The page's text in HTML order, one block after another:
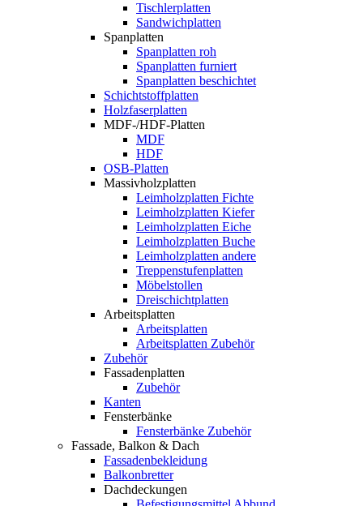
Tischlerplatten
Sandwichplatten
Spanplatten
Spanplatten roh
Spanplatten furniert
Spanplatten beschichtet
Schichtstoffplatten
Holzfaserplatten
MDF-/HDF-Platten
MDF
HDF
OSB-Platten
Massivholzplatten
Leimholzplatten Fichte
Leimholzplatten Kiefer
Leimholzplatten Eiche
Leimholzplatten Buche
Leimholzplatten andere
Treppenstufenplatten
Möbelstollen
Dreischichtplatten
Arbeitsplatten
Arbeitsplatten
Arbeitsplatten Zubehör
Zubehör
Fassadenplatten
Zubehör
Kanten
Fensterbänke
Fensterbänke Zubehör
Fassade, Balkon & Dach
Fassadenbekleidung
Balkonbretter
Dachdeckungen